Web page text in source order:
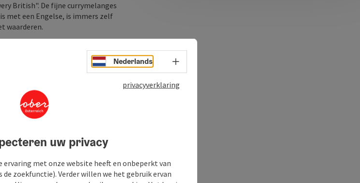
British". De fijne currymelanges
met een Engelse, is immers zelf
waarderen.
of ...
Nederlands Taalkeuze - menu openen
privacyverklaring
uw privacy
ervaring met onze website heeft en onbeperkt van
zoekfunctie). Verder willen we het gebruik ervan